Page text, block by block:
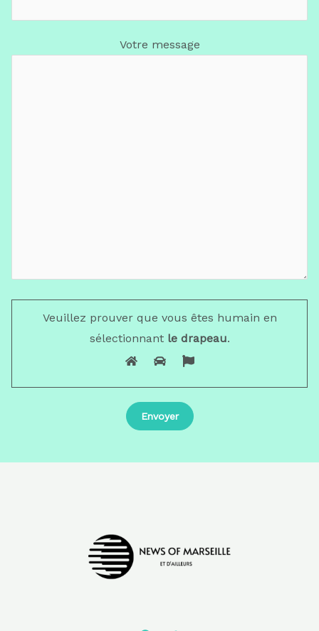
Votre message
Veuillez prouver que vous êtes humain en
sélectionnantle drapeau.